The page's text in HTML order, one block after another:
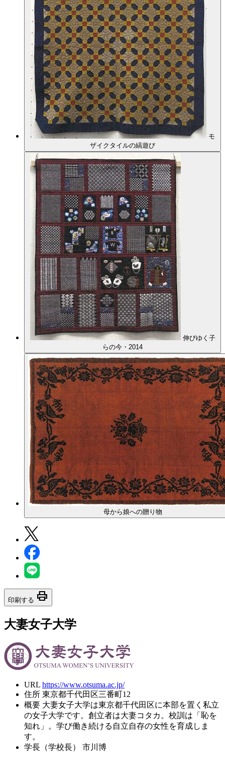
モ
ザイクタイルの縞遊び
伸びゆく子
らの今・2014
母から娘への贈り物
印刷する print
大妻女子大学
URL https://www.otsuma.ac.jp/
住所 東京都千代田区三番町12
概要 大妻女子大学は東京都千代田区に本部を置く私立
の女子大学です。創立者は大妻コタカ。校訓は「恥を
知れ」。学び働き続ける自立自存の女性を育成しま
す。
学長（学校長）
市川博